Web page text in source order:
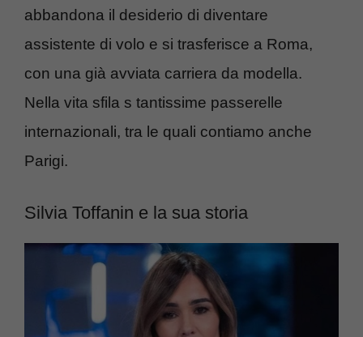
abbandona il desiderio di diventare
assistente di volo e si trasferisce a Roma,
con una già avviata carriera da modella.
Nella vita sfila s tantissime passerelle
internazionali, tra le quali contiamo anche
Parigi.
Silvia Toffanin e la sua storia